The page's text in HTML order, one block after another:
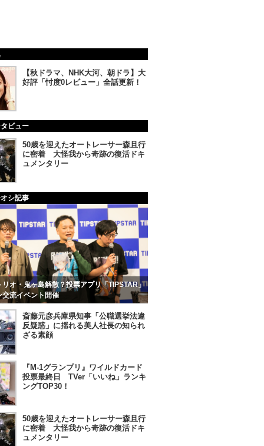
【秋ドラマ、NHK大河、朝ドラ】大
好評「忖度0レビュー」全話更新！
ビュー
50歳を迎えたオートレーサー森且行
に密着 大怪我から奇跡の復活ドキ
ュメンタリー
シ記事
リオ・鬼ヶ島解散？投票アプリ「TIPSTAR」
交流イベント開催
斎藤元彦兵庫県知事「公職選挙法違
反疑惑」に揺れる美人社長の知られ
ざる素顔
『M-1グランプリ』ワイルドカード
投票最終日 TVer「いいね」ランキ
ングTOP30！
50歳を迎えたオートレーサー森且行
に密着 大怪我から奇跡の復活ドキ
ュメンタリー